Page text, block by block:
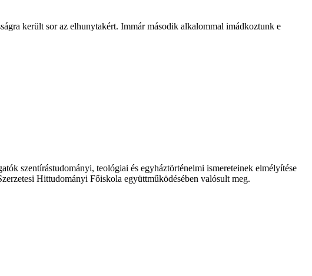
került sor az elhunytakért. Immár második alkalommal imádkoztunk e
szentírástudományi, teológiai és egyháztörténelmi ismereteinek elmélyítése
Hittudományi Főiskola együttműködésében valósult meg.